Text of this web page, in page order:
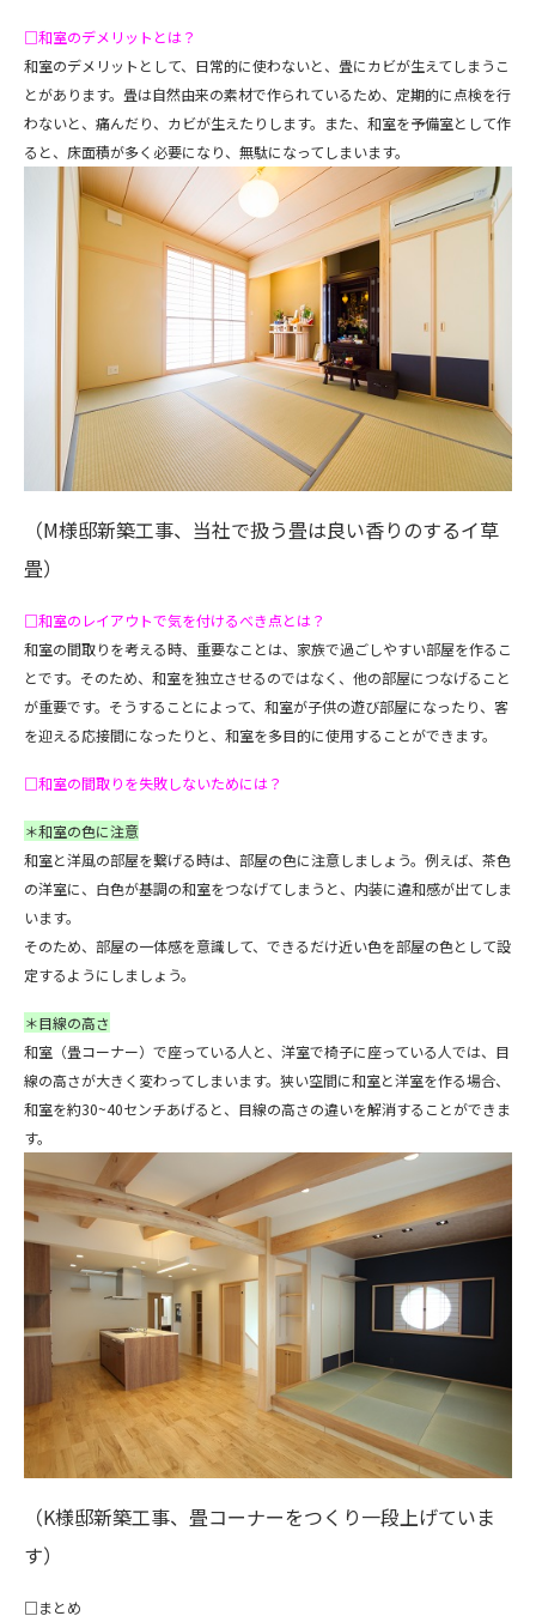
□和室のデメリットとは？
和室のデメリットとして、日常的に使わないと、畳にカビが生えてしまうこ
とがあります。畳は自然由来の素材で作られているため、定期的に点検を行
わないと、痛んだり、カビが生えたりします。また、和室を予備室として作
ると、床面積が多く必要になり、無駄になってしまいます。
（M様邸新築工事、当社で扱う畳は良い香りのするイ草
畳）
□和室のレイアウトで気を付けるべき点とは？
和室の間取りを考える時、重要なことは、家族で過ごしやすい部屋を作るこ
とです。そのため、和室を独立させるのではなく、他の部屋につなげること
が重要です。そうすることによって、和室が子供の遊び部屋になったり、客
を迎える応接間になったりと、和室を多目的に使用することができます。
□和室の間取りを失敗しないためには？
＊和室の色に注意
和室と洋風の部屋を繋げる時は、部屋の色に注意しましょう。例えば、茶色
の洋室に、白色が基調の和室をつなげてしまうと、内装に違和感が出てしま
います。
そのため、部屋の一体感を意識して、できるだけ近い色を部屋の色として設
定するようにしましょう。
＊目線の高さ
和室（畳コーナー）で座っている人と、洋室で椅子に座っている人では、目
線の高さが大きく変わってしまいます。狭い空間に和室と洋室を作る場合、
和室を約30~40センチあげると、目線の高さの違いを解消することができま
す。
（K様邸新築工事、畳コーナーをつくり一段上げていま
す）
□まとめ